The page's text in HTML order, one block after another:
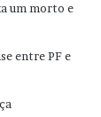
um morto e
entre PF e